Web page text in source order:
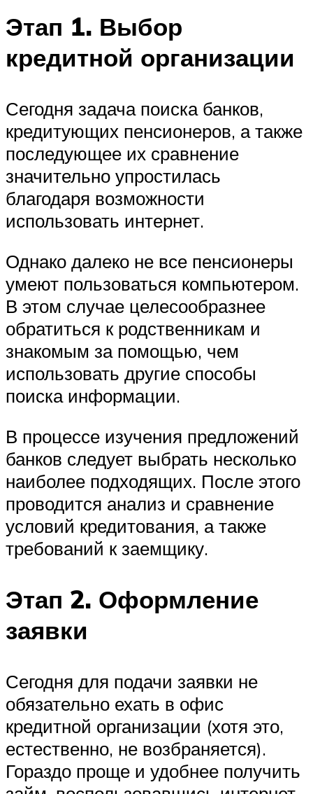
Этап 1. Выбор
кредитной организации
Сегодня задача поиска банков,
кредитующих пенсионеров, а также
последующее их сравнение
значительно упростилась
благодаря возможности
использовать интернет.
Однако далеко не все пенсионеры
умеют пользоваться компьютером.
В этом случае целесообразнее
обратиться к родственникам и
знакомым за помощью, чем
использовать другие способы
поиска информации.
В процессе изучения предложений
банков следует выбрать несколько
наиболее подходящих. После этого
проводится анализ и сравнение
условий кредитования, а также
требований к заемщику.
Этап 2. Оформление
заявки
Сегодня для подачи заявки не
обязательно ехать в офис
кредитной организации (хотя это,
естественно, не возбраняется).
Гораздо проще и удобнее получить